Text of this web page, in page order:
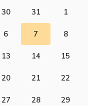
30 31 1
6 7 8
13 14 15
20 21 22
27 28 29